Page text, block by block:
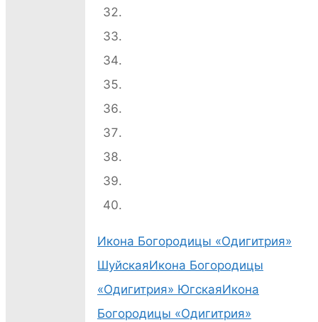
Икона Богородицы «Одигитрия»
ШуйскаяИкона Богородицы
«Одигитрия» ЮгскаяИкона
Богородицы «Одигитрия»